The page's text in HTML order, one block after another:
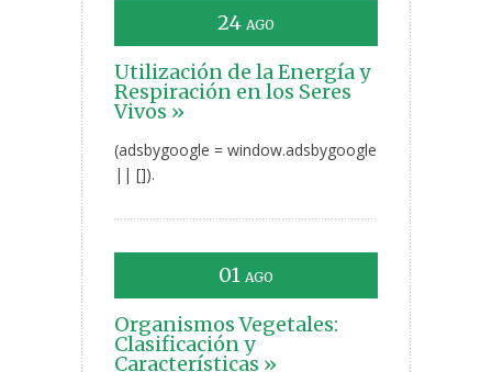
24 AGO
Utilización de la Energía y
Respiración en los Seres
Vivos »
(adsbygoogle = window.adsbygoogle
|| []).
01 AGO
Organismos Vegetales:
Clasificación y
Características »